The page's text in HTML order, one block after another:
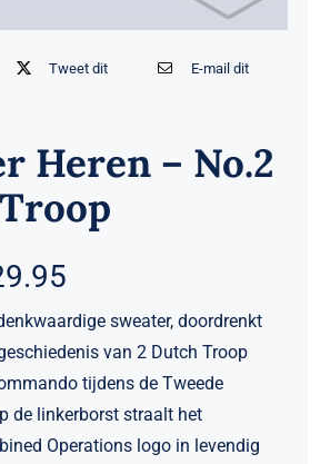
Tweet dit E-mail dit
Heren – No.2
sweater, doordrenkt
van 2 Dutch Troop
tijdens de Tweede
de linkerborst straalt het
Operations logo in levendig